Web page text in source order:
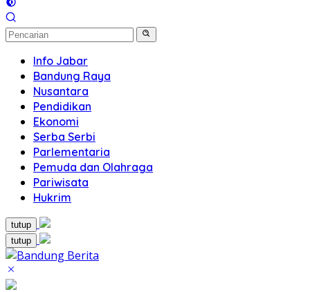
Info Jabar
Bandung Raya
Nusantara
Pendidikan
Ekonomi
Serba Serbi
Parlementaria
Pemuda dan Olahraga
Pariwisata
Hukrim
tutup
tutup